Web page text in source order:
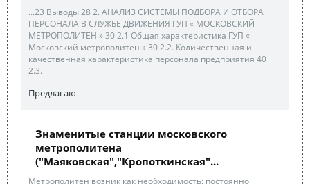
...23 Выводы 28 2. АНАЛИЗ СИСТЕМЫ ПОДБОРА И ОТБОРА
ПЕРСОНАЛА В СЛУЖБЕ ДВИЖЕНИЯ ГУП « МОСКОВСКИЙ
МЕТРОПОЛИТЕН » 30 2.1 Общая характеристика ГУП «
Московский метрополитен » 30 2.2. Количественная и
качественная характеристика персонала предприятия 40
2.3.
Предлагаю
Знаменитые станции московского
метрополитена
("Маяковская","Кропоткинская"...
Метрополитен возник как необходимость; постоянно